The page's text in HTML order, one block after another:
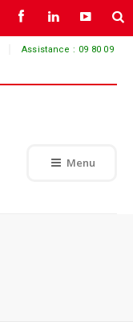
Assistance : 09 80 09
Menu